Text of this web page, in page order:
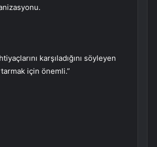
karşıladığını söyleyen
için önemli.”